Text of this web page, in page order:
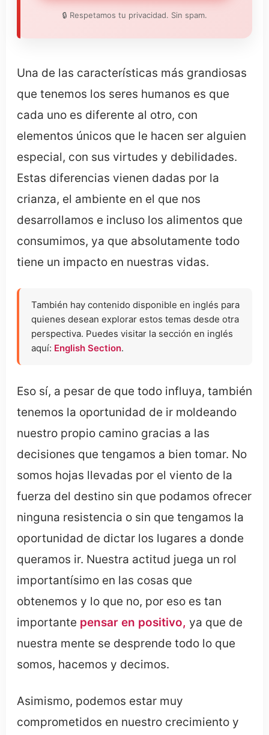
🔒 Respetamos tu privacidad. Sin spam.
Una de las características más grandiosas
que tenemos los seres humanos es que
cada uno es diferente al otro, con
elementos únicos que le hacen ser alguien
especial, con sus virtudes y debilidades.
Estas diferencias vienen dadas por la
crianza, el ambiente en el que nos
desarrollamos e incluso los alimentos que
consumimos, ya que absolutamente todo
tiene un impacto en nuestras vidas.
También hay contenido disponible en inglés para
quienes desean explorar estos temas desde otra
perspectiva. Puedes visitar la sección en inglés
aquí: English Section.
Eso sí, a pesar de que todo influya, también
tenemos la oportunidad de ir moldeando
nuestro propio camino gracias a las
decisiones que tengamos a bien tomar. No
somos hojas llevadas por el viento de la
fuerza del destino sin que podamos ofrecer
ninguna resistencia o sin que tengamos la
oportunidad de dictar los lugares a donde
queramos ir. Nuestra actitud juega un rol
importantísimo en las cosas que
obtenemos y lo que no, por eso es tan
importante pensar en positivo, ya que de
nuestra mente se desprende todo lo que
somos, hacemos y decimos.
Asimismo, podemos estar muy
comprometidos en nuestro crecimiento y